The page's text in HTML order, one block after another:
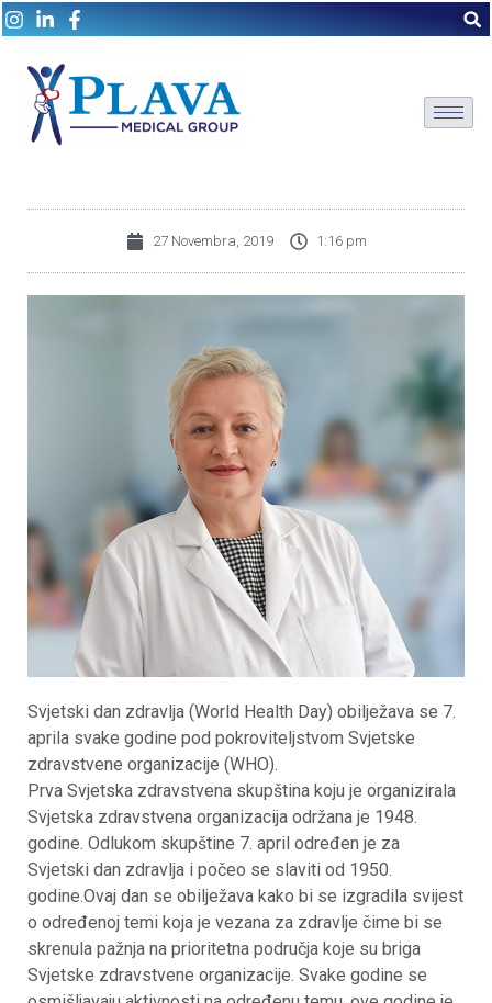
27 Novembra, 2019 1:16 pm
Svjetski dan zdravlja (World Health Day) obilježava se 7.
aprila svake godine pod pokroviteljstvom Svjetske
zdravstvene organizacije (WHO).
Prva Svjetska zdravstvena skupština koju je organizirala
Svjetska zdravstvena organizacija održana je 1948.
godine. Odlukom skupštine 7. april određen je za
Svjetski dan zdravlja i počeo se slaviti od 1950.
godine.Ovaj dan se obilježava kako bi se izgradila svijest
o određenoj temi koja je vezana za zdravlje čime bi se
skrenula pažnja na prioritetna područja koje su briga
Svjetske zdravstvene organizacije. Svake godine se